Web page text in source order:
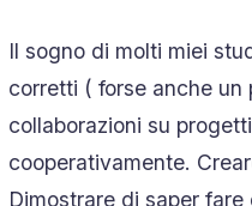
Il sogno di molti miei
corretti ( forse anche
collaborazioni su
cooperativamente.
Dimostrare di saper